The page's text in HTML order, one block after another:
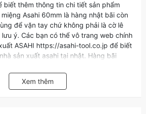
biết thêm thông tin chi tiết sản phẩm
Asahi 60mm là hàng nhật bãi còn
để vặn tay chứ không phải là cờ lê
ý. Các bạn có thể vô trang web chính
ASAHI https://asahi-tool.co.jp để biết
sản xuất asahi tại nhật. Hàng bãi
không có đối thủ.
Xem thêm